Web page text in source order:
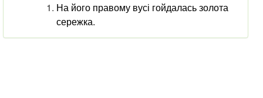
На його правому вусі гойдалась золота
сережка.